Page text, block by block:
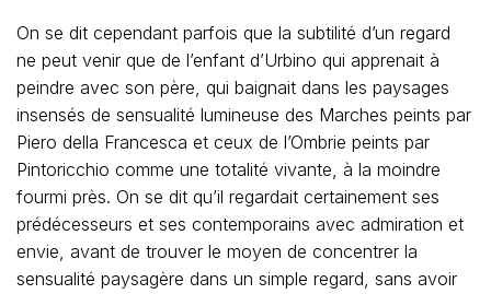
On se dit cependant parfois que la subtilité d’un regard
ne peut venir que de l’enfant d’Urbino qui apprenait à
peindre avec son père, qui baignait dans les paysages
insensés de sensualité lumineuse des Marches peints par
Piero della Francesca et ceux de l’Ombrie peints par
Pintoricchio comme une totalité vivante, à la moindre
fourmi près. On se dit qu’il regardait certainement ses
prédécesseurs et ses contemporains avec admiration et
envie, avant de trouver le moyen de concentrer la
sensualité paysagère dans un simple regard, sans avoir